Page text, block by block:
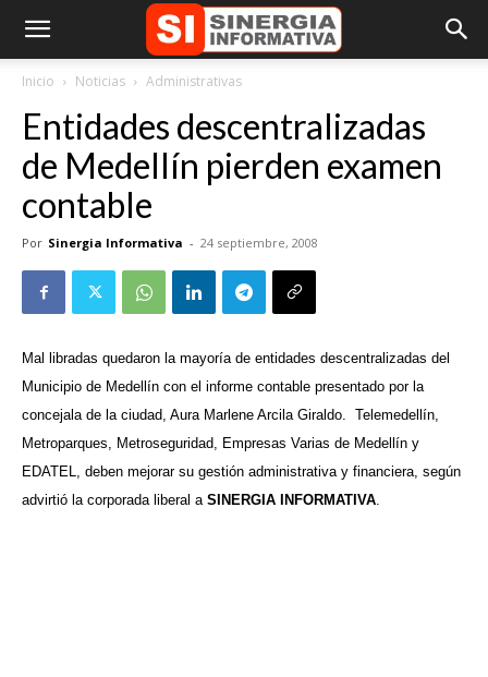
Inicio Noticias Administrativas
Entidades descentralizadas
de Medellín pierden examen
contable
Por Sinergia Informativa - 24 septiembre, 2008
Mal libradas quedaron la mayoría de entidades descentralizadas del
Municipio de Medellín con el informe contable presentado por la
concejala de la ciudad, Aura Marlene Arcila Giraldo. Telemedellín,
Metroparques, Metroseguridad, Empresas Varias de Medellín y
EDATEL, deben mejorar su gestión administrativa y financiera, según
advirtió la corporada liberal a SINERGIA INFORMATIVA.